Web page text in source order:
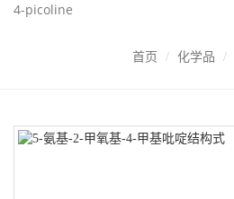
4-picoline
首页 化学品